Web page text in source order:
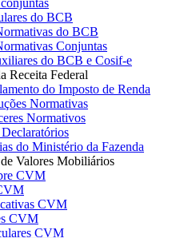
do BCB
do BCB
Conjuntas
do BCB e Cosif-e
Receita Federal
do Imposto de Renda
Normativas
Normativos
do Ministério da Fazenda
Valores Mobiliários
CVM
CVM
CVM
CVM